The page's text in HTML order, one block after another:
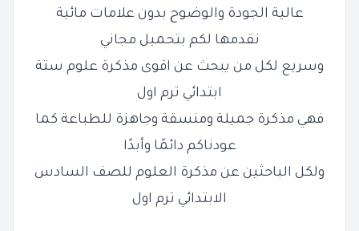
عالية الجودة والوضوح بدون علامات مائية
نقدمها لكم بتحميل مجاني
وسريع لكل من يبحث عن اقوى مذكرة علوم ستة
ابتدائي ترم اول
فهي مذكرة جميلة ومنسقة وجاهزة للطباعة كما
عودناكم دائمًا وأبدًا
ولكل الباحثين عن مذكرة العلوم للصف السادس
الابتدائي ترم اول